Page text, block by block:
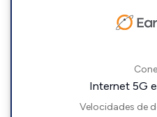
Internet 5G
Velocidades de